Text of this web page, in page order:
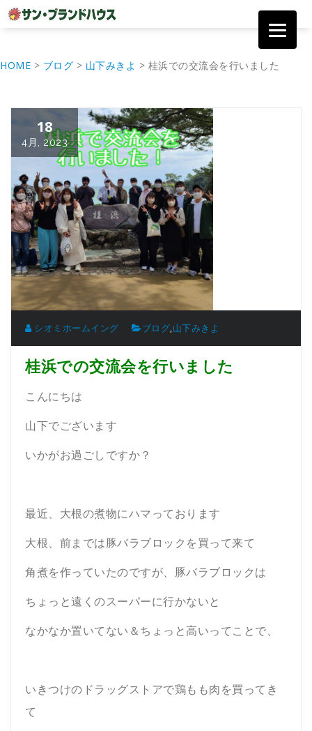
テ
HOME > ブログ > 山下みきよ > 桂浜での交流会を行いました
18
4月, 2023
シオミホームイング ブログ,山下みきよ
桂浜での交流会を行いました
こんにちは
山下でございます
いかがお過ごしですか？
最近、大根の煮物にハマっております
大根、前までは豚バラブロックを買って来て
角煮を作っていたのですが、豚バラブロックは
ちょっと遠くのスーパーに行かないと
なかなか置いてない＆ちょっと高いってことで、
いきつけのドラッグストアで鶏もも肉を買ってき
て